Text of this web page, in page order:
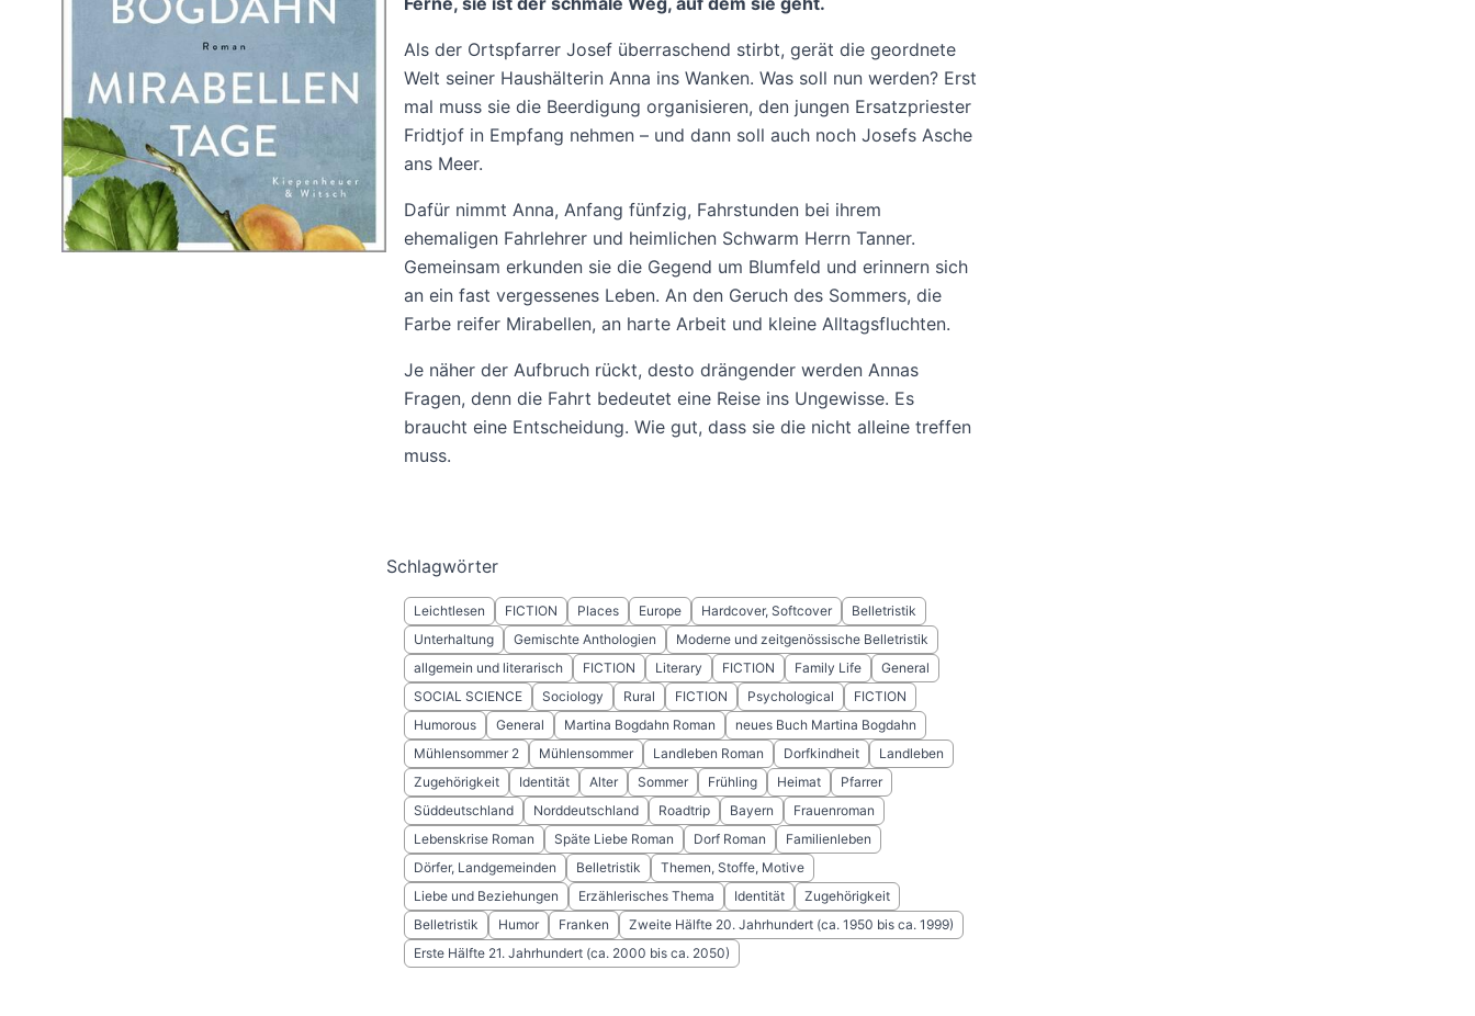
Als der Ortspfarrer Josef überraschend stirbt, gerät die geordnete
Welt seiner Haushälterin Anna ins Wanken. Was soll nun werden? Erst
mal muss sie die Beerdigung organisieren, den jungen Ersatzpriester
Fridtjof in Empfang nehmen – und dann soll auch noch Josefs Asche
ans Meer.
Dafür nimmt Anna, Anfang fünfzig, Fahrstunden bei ihrem
ehemaligen Fahrlehrer und heimlichen Schwarm Herrn Tanner.
Gemeinsam erkunden sie die Gegend um Blumfeld und erinnern sich
an ein fast vergessenes Leben. An den Geruch des Sommers, die
Farbe reifer Mirabellen, an harte Arbeit und kleine Alltagsfluchten.
Je näher der Aufbruch rückt, desto drängender werden Annas
Fragen, denn die Fahrt bedeutet eine Reise ins Ungewisse. Es
braucht eine Entscheidung. Wie gut, dass sie die nicht alleine treffen
muss.
Schlagwörter
Leichtlesen FICTION Places Europe Hardcover, Softcover
Belletristik
Unterhaltung
Gemischte Anthologien
Moderne und zeitgenössische Belletristik
allgemein und literarisch
FICTION Literary FICTION Family Life
General
SOCIAL SCIENCE
Sociology Rural FICTION Psychological
FICTION
Humorous
General Martina Bogdahn Roman
neues Buch Martina Bogdahn
Mühlensommer 2
Mühlensommer Landleben Roman Dorfkindheit
Landleben
Zugehörigkeit
Identität Alter Sommer Frühling Heimat
Pfarrer
Süddeutschland
Norddeutschland Roadtrip Bayern
Frauenroman
Lebenskrise Roman
Späte Liebe Roman Dorf Roman
Familienleben
Dörfer, Landgemeinden
Belletristik
Themen, Stoffe, Motive
Liebe und Beziehungen
Erzählerisches Thema Identität
Zugehörigkeit
Belletristik
Humor Franken
Zweite Hälfte 20. Jahrhundert (ca. 1950 bis ca. 1999)
Erste Hälfte 21. Jahrhundert (ca. 2000 bis ca. 2050)